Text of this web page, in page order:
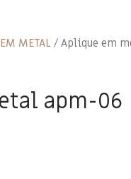
METAL / Aplique em
apm-06